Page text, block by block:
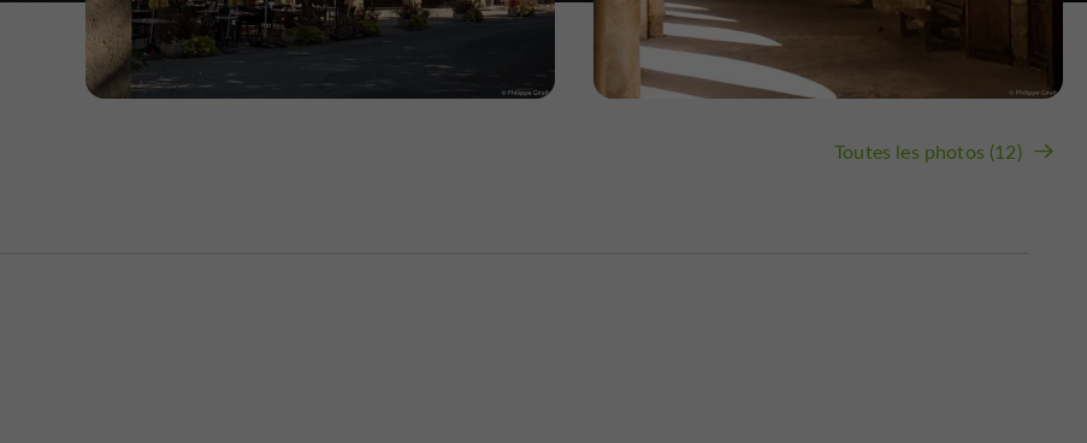
Toutes les photos (12)